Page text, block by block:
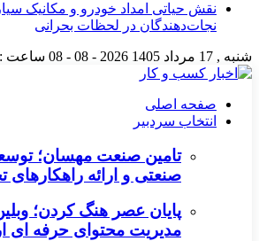
نقش حیاتی امداد خودرو و مکانیک
نجات‌دهندگان در لحظات بحرانی
شنبه , 17 مرداد 1405 2026 - 08 - 08 ساعت :
صفحه اصلی
انتخاب سردبیر
تامین صنعت مهسان؛
صنعتی و ارائه
پایان عصر هنگ کردن؛
مدیریت محتوای حرفه ای